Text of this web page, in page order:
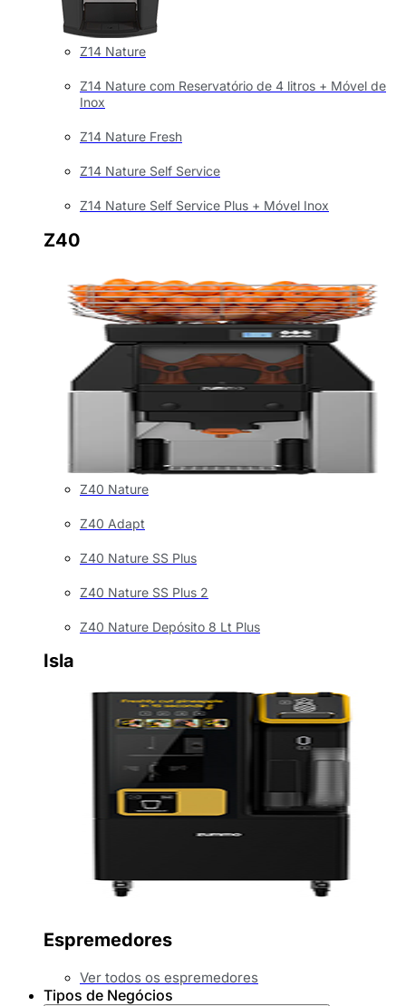
Z14 Nature
Z14 Nature com Reservatório de 4 litros + Móvel de
Inox
Z14 Nature Fresh
Z14 Nature Self Service
Z14 Nature Self Service Plus + Móvel Inox
Z40
Z40 Nature
Z40 Adapt
Z40 Nature SS Plus
Z40 Nature SS Plus 2
Z40 Nature Depósito 8 Lt Plus
Isla
Espremedores
Ver todos os espremedores
Tipos de Negócios